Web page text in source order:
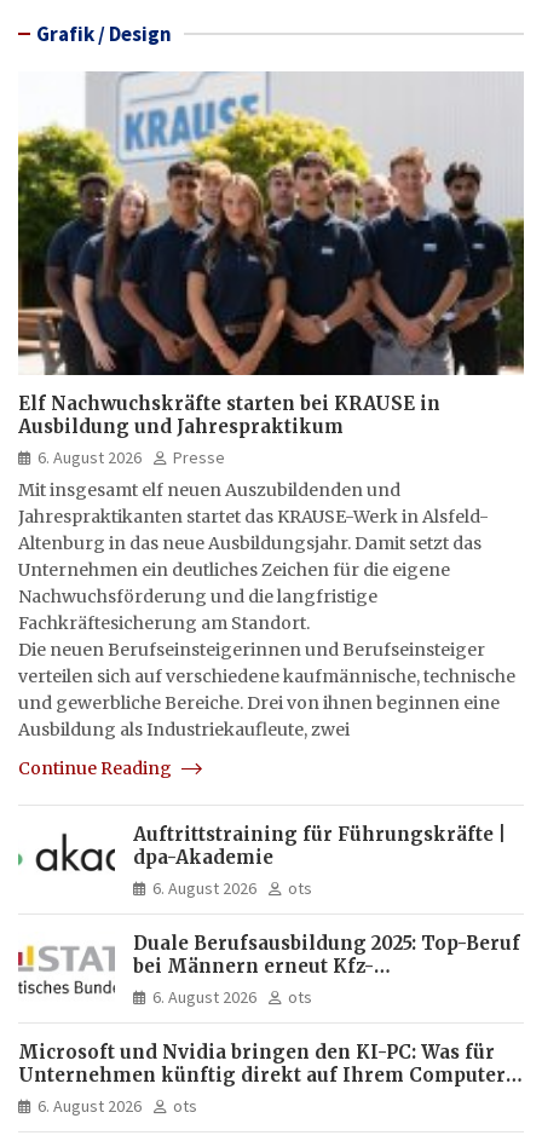
Grafik / Design
Elf Nachwuchskräfte starten bei KRAUSE in
Ausbildung und Jahrespraktikum
6. August 2026
Presse
Mit insgesamt elf neuen Auszubildenden und
Jahrespraktikanten startet das KRAUSE-Werk in Alsfeld-
Altenburg in das neue Ausbildungsjahr. Damit setzt das
Unternehmen ein deutliches Zeichen für die eigene
Nachwuchsförderung und die langfristige
Fachkräftesicherung am Standort.
Die neuen Berufseinsteigerinnen und Berufseinsteiger
verteilen sich auf verschiedene kaufmännische, technische
und gewerbliche Bereiche. Drei von ihnen beginnen eine
Ausbildung als Industriekaufleute, zwei
Continue Reading
Auftrittstraining für Führungskräfte |
dpa-Akademie
6. August 2026 ots
Duale Berufsausbildung 2025: Top-Beruf
bei Männern erneut Kfz-
Mechatroniker, bei Frauen
medizinische Fachangestellte
6. August 2026 ots
Microsoft und Nvidia bringen den KI-PC: Was für
Unternehmen künftig direkt auf Ihrem Computer
läuft und was weiter in der Cloud bleibt
6. August 2026 ots